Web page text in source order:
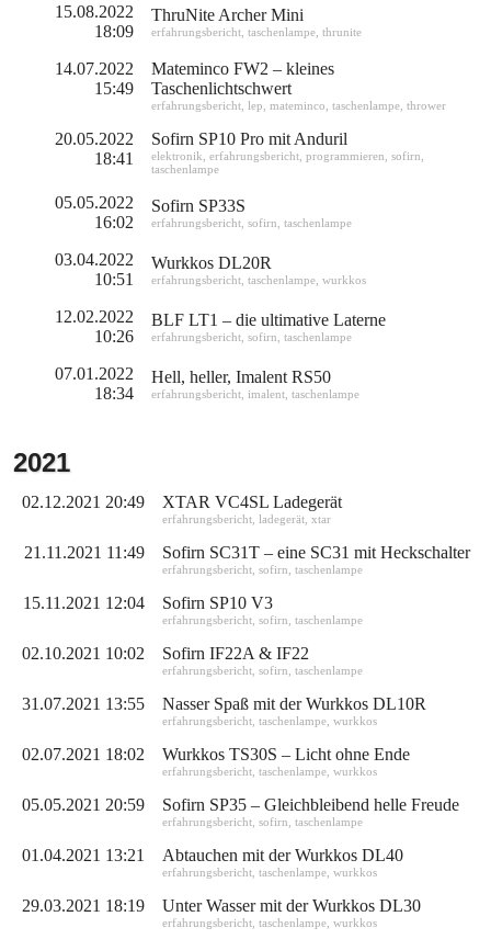
15.08.2022
18:09
ThruNite Archer Mini
erfahrungsbericht, taschenlampe, thrunite
14.07.2022
15:49
Mateminco FW2 – kleines
Taschenlichtschwert
erfahrungsbericht, lep mateminco taschenlampe, thrower
20.05.2022
18:41
Sofirn SP10 Pro mit Anduril
elektronik erfahrungsbericht, programmieren sofirn
taschenlampe
05.05.2022
16:02
Sofirn SP33S
erfahrungsbericht, sofirn taschenlampe
03.04.2022
10:51
Wurkkos DL20R
erfahrungsbericht, taschenlampe, wurkkos
12.02.2022
10:26
BLF LT1 – die ultimative Laterne
erfahrungsbericht, sofirn taschenlampe
07.01.2022
18:34
Hell, heller, Imalent RS50
erfahrungsbericht, imalent, taschenlampe
2021
02.12.2021 20:49 XTAR VC4SL Ladegerät
erfahrungsbericht, ladegerät, xtar
21.11.2021 11:49 Sofirn SC31T – eine SC31 mit Heckschalter
erfahrungsbericht, sofirn taschenlampe
15.11.2021 12:04 Sofirn SP10 V3
erfahrungsbericht, sofirn taschenlampe
02.10.2021 10:02 Sofirn IF22A & IF22
erfahrungsbericht, sofirn taschenlampe
31.07.2021 13:55 Nasser Spaß mit der Wurkkos DL10R
erfahrungsbericht, taschenlampe, wurkkos
02.07.2021 18:02 Wurkkos TS30S – Licht ohne Ende
erfahrungsbericht, taschenlampe, wurkkos
05.05.2021 20:59 Sofirn SP35 – Gleichbleibend helle Freude
erfahrungsbericht, sofirn taschenlampe
01.04.2021 13:21 Abtauchen mit der Wurkkos DL40
erfahrungsbericht, taschenlampe, wurkkos
29.03.2021 18:19 Unter Wasser mit der Wurkkos DL30
erfahrungsbericht, taschenlampe, wurkkos